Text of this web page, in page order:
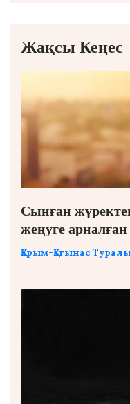
Жақсы Кеңес
Сынған
жеңуге арналған
Қарым-Қатынас